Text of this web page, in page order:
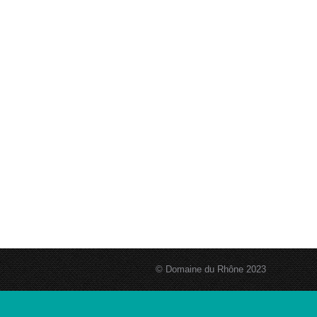
© Domaine du Rhône 2023